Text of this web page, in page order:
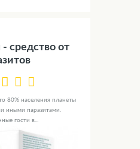
средство от
80% населения планеты
иными паразитами.
гости в...